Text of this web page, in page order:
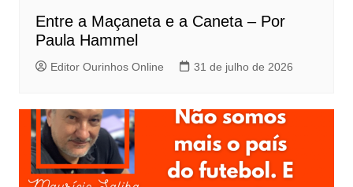
Entre a Maçaneta e a Caneta – Por
Paula Hammel
Editor Ourinhos Online 31 de julho de 2026